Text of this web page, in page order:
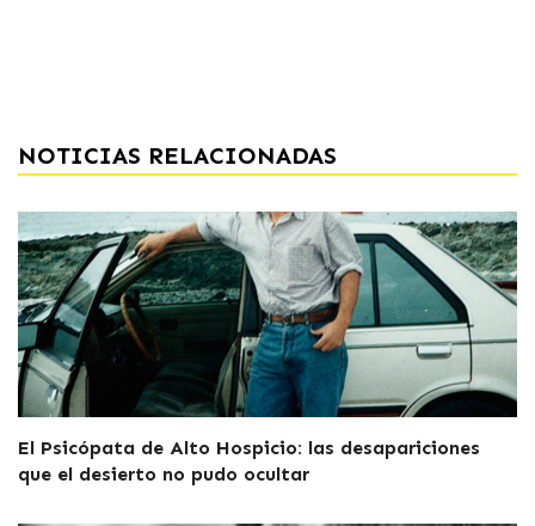
NOTICIAS RELACIONADAS
El Psicópata de Alto Hospicio: las desapariciones
que el desierto no pudo ocultar